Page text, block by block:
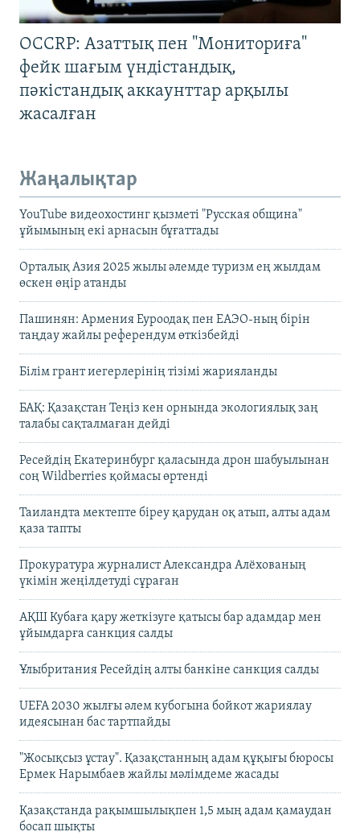
OCCRP: Азаттық пен "Мониториға"
фейк шағым үндістандық,
пәкістандық аккаунттар арқылы
жасалған
Жаңалықтар
YouTube видеохостинг қызметі "Русская община"
ұйымының екі арнасын бұғаттады
Орталық Азия 2025 жылы әлемде туризм ең жылдам
өскен өңір атанды
Пашинян: Армения Еуроодақ пен ЕАЭО-ның бірін
таңдау жайлы референдум өткізбейді
Білім грант иегерлерінің тізімі жарияланды
БАҚ: Қазақстан Теңіз кен орнында экологиялық заң
талабы сақталмаған дейді
Ресейдің Екатеринбург қаласында дрон шабуылынан
соң Wildberries қоймасы өртенді
Таиландта мектепте біреу қарудан оқ атып, алты адам
қаза тапты
Прокуратура журналист Александра Алёхованың
үкімін жеңілдетуді сұраған
АҚШ Кубаға қару жеткізуге қатысы бар адамдар мен
ұйымдарға санкция салды
Ұлыбритания Ресейдің алты банкіне санкция салды
UEFA 2030 жылғы әлем кубогына бойкот жариялау
идеясынан бас тартпайды
"Жосықсыз ұстау". Қазақстанның адам құқығы бюросы
Ермек Нарымбаев жайлы мәлімдеме жасады
Қазақстанда рақымшылықпен 1,5 мың адам қамаудан
босап шықты